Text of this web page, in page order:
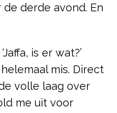
derde avond. En
is er wat?’
mis. Direct
volle laag over
me uit voor